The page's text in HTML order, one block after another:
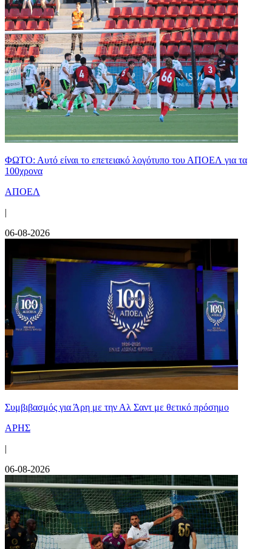
ΦΩΤΟ: Αυτό είναι το επετειακό λογότυπο του ΑΠΟΕΛ για τα
100χρονα
ΑΠΟΕΛ
|
06-08-2026
Συμβιβασμός για Άρη με την Αλ Σαντ με θετικό πρόσημο
ΑΡΗΣ
|
06-08-2026